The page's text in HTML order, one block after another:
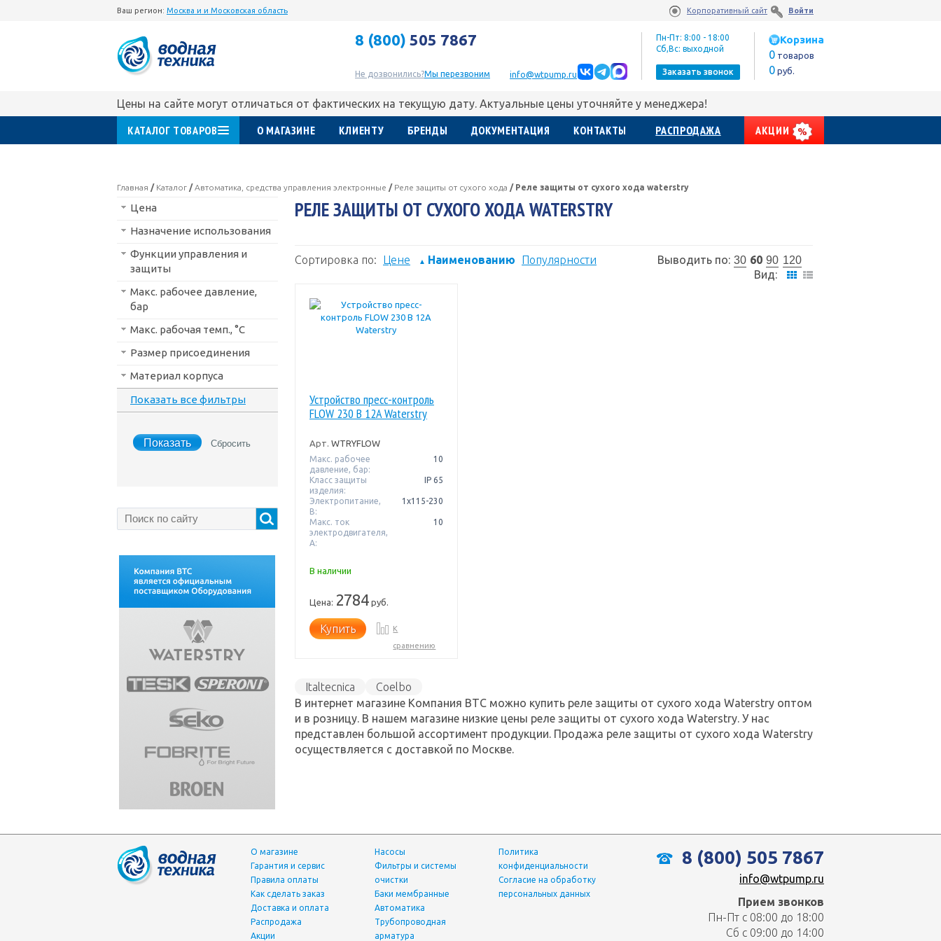
Ваш регион: Москва и и Московская область Корпоративный сайт Войти
8 (800) 505 7867
Не дозвонились?Мы перезвоним info@wtpump.ru
Пн-Пт: 8:00 - 18:00
Сб,Вс: выходной
Заказать звонок
Корзина
0 товаров
0 руб.
Цены на сайте могут отличаться от фактических на текущую дату. Актуальные цены уточняйте у менеджера!
КАТАЛОГ ТОВАРОВ О МАГАЗИНЕ КЛИЕНТУ БРЕНДЫ ДОКУМЕНТАЦИЯ КОНТАКТЫ РАСПРОДАЖА АКЦИИ
Главная / Каталог /Автоматика, средства управления электронные / Реле защиты от сухого хода / Реле защиты от сухого хода waterstry
Цена
Назначение использования
Функции управления и
защиты
Макс. рабочее давление,
бар
Макс. рабочая темп., °С
Размер присоединения
Материал корпуса
Показать все фильтры
РЕЛЕ ЗАЩИТЫ ОТ СУХОГО ХОДА WATERSTRY
Сортировка по: Цене ▲ Наименованию Популярности Выводить по: 30 60 90 120
Вид:
Устройство пресс-контроль
FLOW 230 В 12A Waterstry
Арт. WTRYFLOW
Макс. рабочее
давление, бар:
10
Класс защиты
изделия:
IP 65
Электропитание,
В:
1x115-230
Макс. ток
электродвигателя,
А:
10
В наличии
Цена: 2784 руб.
Купить
К
сравнению
Italtecnica
Coelbo
В интернет магазине Компания ВТС можно купить реле защиты от сухого хода Waterstry оптом
и в розницу. В нашем магазине низкие цены реле защиты от сухого хода Waterstry. У нас
представлен большой ассортимент продукции. Продажа реле защиты от сухого хода Waterstry
осуществляется с доставкой по Москве.
О магазине
Гарантия и сервис
Правила оплаты
Как сделать заказ
Доставка и оплата
Распродажа
Акции
Насосы
фильтры и системы
очистки
Баки мембранные
Автоматика
трубопроводная
арматура
Политика
конфиденциальности
Согласие на обработку
персональных данных
8 (800) 505 7867
info@wtpump.ru
Прием звонков
Пн-Пт с 08:00 до 18:00
Сб с 09:00 до 14:00